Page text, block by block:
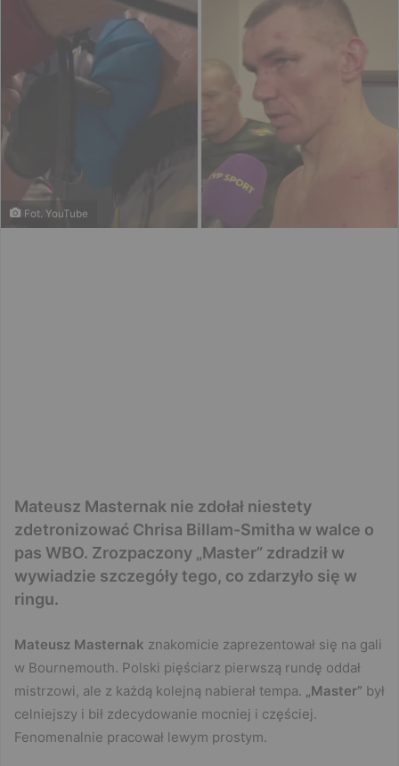
Fot. YouTube
Mateusz Masternak nie zdołał niestety
zdetronizować Chrisa Billam-Smitha w walce o
pas WBO. Zrozpaczony „Master” zdradził w
wywiadzie szczegóły tego, co zdarzyło się w
ringu.
Mateusz Masternak znakomicie zaprezentował się na gali
w Bournemouth. Polski pięściarz pierwszą rundę oddał
mistrzowi, ale z każdą kolejną nabierał tempa.
„Master” był
celniejszy i bił zdecydowanie mocniej i częściej.
Fenomenalnie pracował lewym prostym.